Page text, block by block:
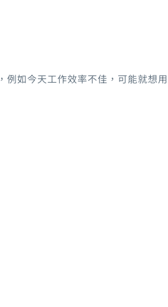
，例如今天工作效率不佳，可能就想用